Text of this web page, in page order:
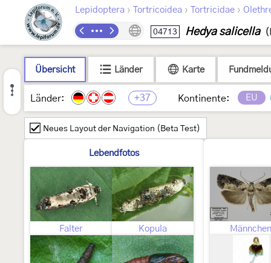
Lepidoptera › Tortricoidea › Tortricidae ›
04713 Hedya salicella
Übersicht Länder Karte
Länder: +37 Kontinente: EU
Neues Layout der Navigation (Beta Test)
Lebendfotos
Falter Kopula Männchen